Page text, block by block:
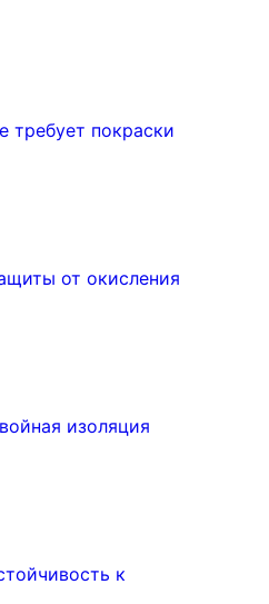
требует покраски
от окисления
изоляция
к